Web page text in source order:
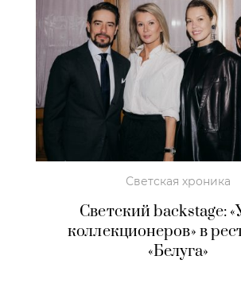
Светская хроника
Светский backstage:
коллекционеров» в
«Белуга»